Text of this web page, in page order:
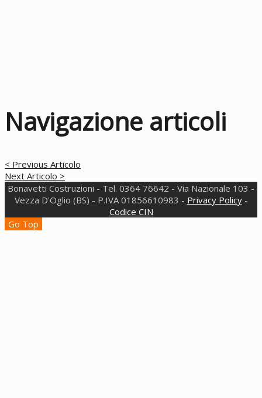
Navigazione articoli
< Previous Articolo
Next Articolo >
Bonavetti Costruzioni - Tel. 0364 76642 - Via Nazionale 103 -
Vezza D'Oglio (BS) - P.IVA 01856610983 - Privacy Policy-
Codice CIN
Go Top